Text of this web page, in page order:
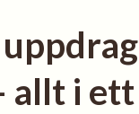
allt i ett